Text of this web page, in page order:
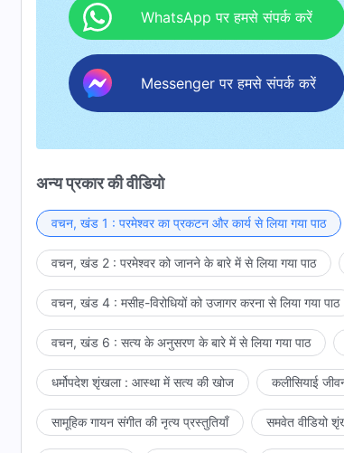
WhatsApp पर हमसे संपर्क करें
Messenger पर हमसे संपर्क करें
अन्य प्रकार की वीडियो
वचन, खंड 1 : परमेश्वर का प्रकटन और कार्य से लिया गया पाठ
वचन, खंड 2 : परमेश्वर को जानने के बारे में से लिया गया पाठ
वचन, खंड 4 : मसीह-विरोधियों को उजागर करना से लिया गया पाठ
वचन, खंड 6 : सत्य के अनुसरण के बारे में से लिया गया पाठ
धर्मोपदेश शृंखला : आस्था में सत्य की खोज कलीसियाई
सामूहिक गायन संगीत की नृत्य प्रस्तुतियाँ समवेत वीडियो